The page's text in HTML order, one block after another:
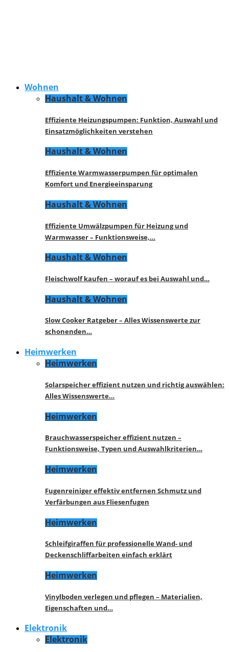
Wohnen
Haushalt & Wohnen
Effiziente Heizungspumpen: Funktion, Auswahl und
Einsatzmöglichkeiten verstehen
Haushalt & Wohnen
Effiziente Warmwasserpumpen für optimalen
Komfort und Energieeinsparung
Haushalt & Wohnen
Effiziente Umwälzpumpen für Heizung und
Warmwasser – Funktionsweise,…
Haushalt & Wohnen
Fleischwolf kaufen – worauf es bei Auswahl und…
Haushalt & Wohnen
Slow Cooker Ratgeber – Alles Wissenswerte zur
schonenden…
Heimwerken
Heimwerken
Solarspeicher effizient nutzen und richtig auswählen:
Alles Wissenswerte…
Heimwerken
Brauchwasserspeicher effizient nutzen –
Funktionsweise, Typen und Auswahlkriterien…
Heimwerken
Fugenreiniger effektiv entfernen Schmutz und
Verfärbungen aus Fliesenfugen
Heimwerken
Schleifgiraffen für professionelle Wand- und
Deckenschliffarbeiten einfach erklärt
Heimwerken
Vinylboden verlegen und pflegen – Materialien,
Eigenschaften und…
Elektronik
Elektronik